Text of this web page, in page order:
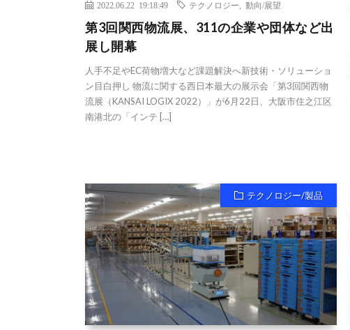
2022.06.22 19:18:49 テクノロジー 動向/展望
第3回関西物流展、311の企業や団体など出
展し開幕
人手不足やEC荷物増大など課題解決へ新技術・ソリューショ
ン目白押し 物流に関する西日本最大の展示会「第3回関西物
流展（KANSAI LOGIX 2022）」が6月22日、大阪市住之江区
南港北の「インテ […]
テクノロジー/製品